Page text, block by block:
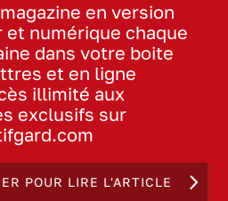
en version
et numérique chaque
dans votre boite
et en ligne
illimité aux
exclusifs sur
POUR LIRE L'ARTICLE